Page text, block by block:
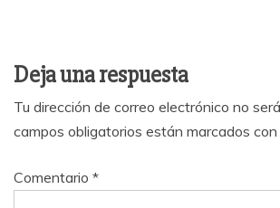
Deja una respuesta
Tu dirección de correo electrónico no
campos obligatorios están marcados con
Comentario *